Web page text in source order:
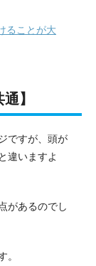
ることが大
】
ですが、頭が
違いますよ
があるのでし
。